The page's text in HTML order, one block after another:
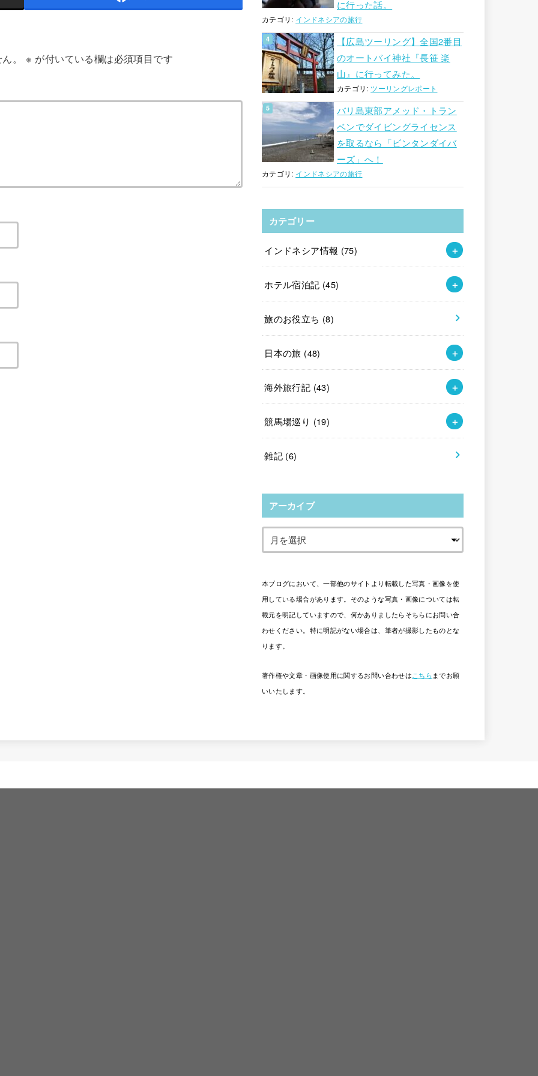
。 ※ が付いている欄は必須項目です
に行った話。
カテゴリ: インドネシアの旅行
【広島ツーリング】全国2番目
のオートバイ神社『長笹 楽
山』に行ってみた。
カテゴリ: ツーリングレポート
バリ島東部アメッド・トラン
ベンでダイビングライセンス
を取るなら「ビンタンダイバ
ーズ」へ！
カテゴリ: インドネシアの旅行
カテゴリー
インドネシア情報 (75)
ホテル宿泊記 (45)
旅のお役立ち (8)
日本の旅 (48)
海外旅行記 (43)
競馬場巡り (19)
雑記 (6)
アーカイブ
本ブログにおいて、一部他のサイトより転載した写真・画像を使
用している場合があります。そのような写真・画像については転
載元を明記していますので、何かありましたらそちらにお問い合
わせください。特に明記がない場合は、筆者が撮影したものとな
ります。
著作権や文章・画像使用に関するお問い合わせはこちら までお願
いいたします。